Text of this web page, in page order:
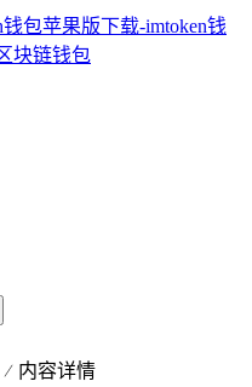
内容详情